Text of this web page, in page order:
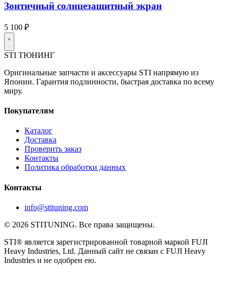
Зонтичный солнцезащитный экран
5 100 ₽
STI ТЮНИНГ
Оригинальные запчасти и аксессуары STI напрямую из
Японии. Гарантия подлинности, быстрая доставка по всему
миру.
Покупателям
Каталог
Доставка
Проверить заказ
Контакты
Политика обработки данных
Контакты
info@stituning.com
© 2026 STITUNING. Все права защищены.
STI® является зарегистрированной товарной маркой FUJI
Heavy Industries, Ltd. Данный сайт не связан с FUJI Heavy
Industries и не одобрен ею.